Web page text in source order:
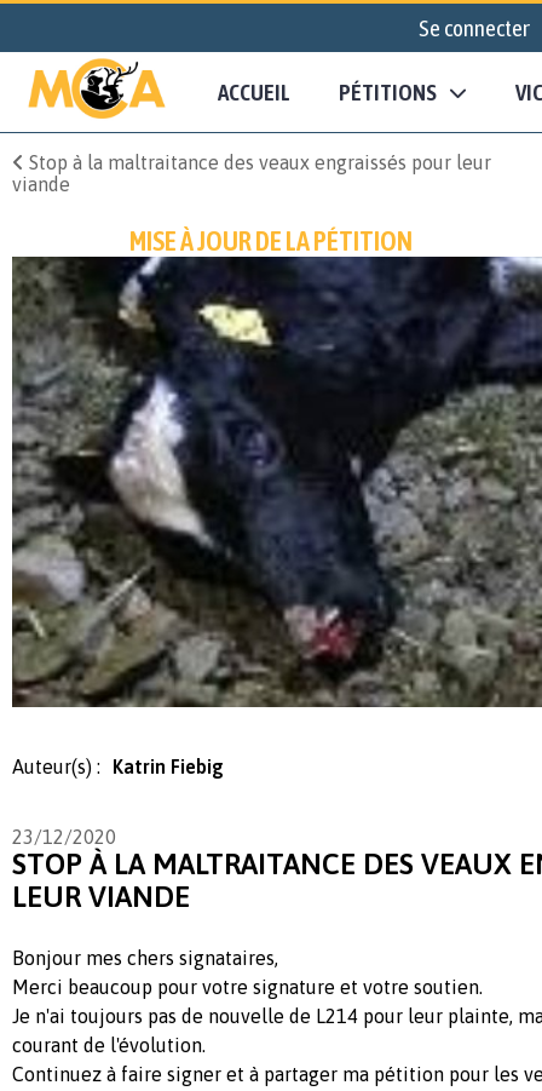
Se connecter
ACCUEIL PÉTITIONS
Stop à la maltraitance des veaux engraissés pour leur
viande
MISE À JOUR DE LA PÉTITION
Auteur(s) : Katrin Fiebig
23/12/2020
STOP À LA MALTRAITANCE DES VEAUX
LEUR VIANDE
Bonjour mes chers signataires,
Merci beaucoup pour votre signature et votre soutien.
Je n'ai toujours pas de nouvelle de L214 pour leur plainte,
courant de l'évolution.
Continuez à faire signer et à partager ma pétition pour les